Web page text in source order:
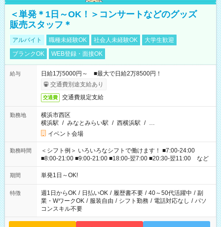
＜単発＊1日～OK！＞コンサートなどのグッズ
販売スタッフ＊
アルバイト 職種未経験OK 社会人未経験OK
大学生歓迎
ブランクOK
WEB登録・面接OK
給与
日給1万5000円～ ■最大で日給2万8500円！
交通費別途支給あり
交通費 交通費規定支給
勤務地
横浜市西区
横浜駅 / みなとみらい駅 / 西横浜駅 / …
イベント会場
勤務時間
＜シフト例＞ いろいろなシフトで働けます！ ■7:00-24:00
■8:00-21:00 ■9:00-21:00 ■18:00-翌7:00 ■20:30-翌11:00 など
期間 単発1日～OK!
特徴 週1日からOK / 日払いOK / 履歴書不要 / 40～50代活躍中 / 副
業・WワークOK / 服装自由 / シフト勤務 / 電話対応なし / パソ
コンスキル不要